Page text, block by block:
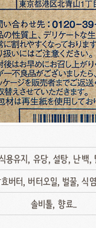
용유지, 유당, 설탕, 난백,
버터, 버터오일, 벌꿀, 식
솔비톨, 향료..